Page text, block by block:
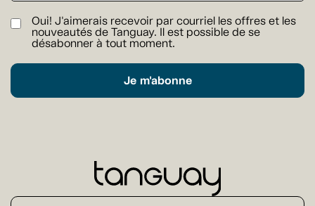
Oui! J'aimerais recevoir par courriel les offres et les
nouveautés de Tanguay. Il est possible de se
désabonner à tout moment.
Je m'abonne